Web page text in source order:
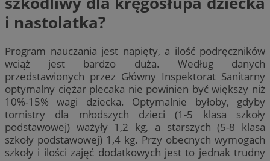
i nastolatka?
Program nauczania jest napięty, a ilość podręczników
wciąż jest bardzo duża. Według danych
przedstawionych przez Główny Inspektorat Sanitarny
optymalny ciężar plecaka nie powinien być większy niż
10%-15% wagi dziecka. Optymalnie byłoby, gdyby
tornistry dla młodszych dzieci (1-5 klasa szkoły
podstawowej) ważyły 1,2 kg, a starszych (5-8 klasa
szkoły podstawowej) 1,4 kg. Przy obecnych wymogach
szkoły i ilości zajęć dodatkowych jest to jednak trudny